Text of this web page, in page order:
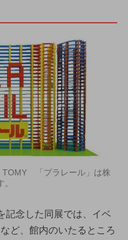
「プラレール」は株
記念した同展では、イベ
ど、館内のいたるところ